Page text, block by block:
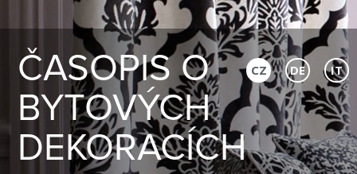
ČASOPIS O
BYTOVÝCH
DEKORACÍCH
CZ DE IT